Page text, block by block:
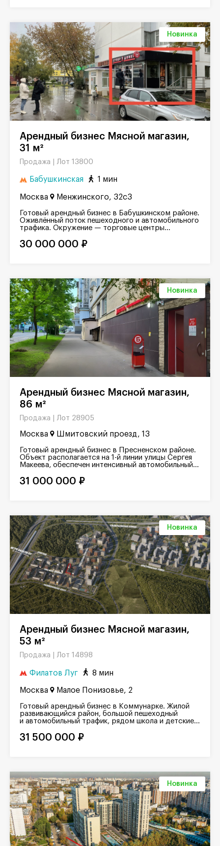
Новинка
Арендный бизнес Мясной магазин,
31 м²
Продажа | Лот 13800
Бабушкинская 1 мин
Москва Менжинского, 32с3
Готовый арендный бизнес в Бабушкинском районе.
Оживлённый поток пешеходного и автомобильного
трафика. Окружение — торговые центры...
30 000 000 ₽
Новинка
Арендный бизнес Мясной магазин,
86 м²
Продажа | Лот 28905
Москва Шмитовский проезд, 13
Готовый арендный бизнес в Пресненском районе.
Объект располагается на 1-й линии улицы Сергея
Макеева, обеспечен интенсивный автомобильный...
31 000 000 ₽
Новинка
Арендный бизнес Мясной магазин,
53 м²
Продажа | Лот 14898
Филатов Луг 8 мин
Москва Малое Понизовье, 2
Готовый арендный бизнес в Коммунарке. Жилой
развивающийся район, большой пешеходный
и автомобильный трафик, рядом школа и детские...
31 500 000 ₽
Новинка